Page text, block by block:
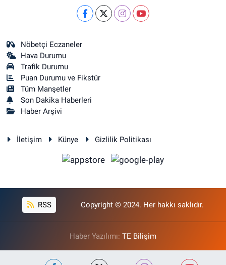
Nöbetçi Eczaneler
Hava Durumu
Trafik Durumu
Puan Durumu ve Fikstür
Tüm Manşetler
Son Dakika Haberleri
Haber Arşivi
İletişim Künye Gizlilik Politikası
RSS Copyright © 2024. Her hakkı saklıdır.
Haber Yazılımı: TE Bilişim